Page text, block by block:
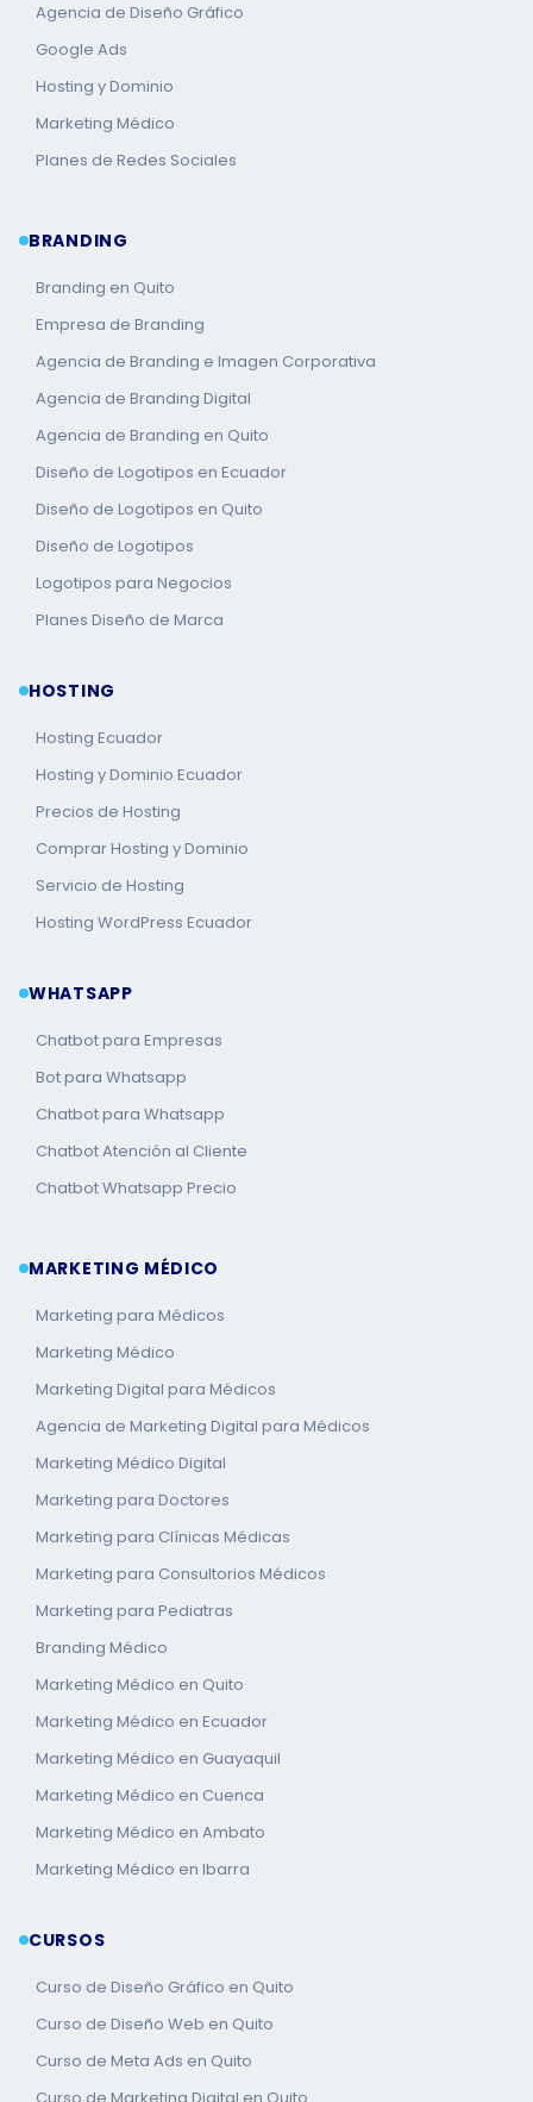
Agencia de Diseño Gráfico
Google Ads
Hosting y Dominio
Marketing Médico
Planes de Redes Sociales
BRANDING
Branding en Quito
Empresa de Branding
Agencia de Branding e Imagen Corporativa
Agencia de Branding Digital
Agencia de Branding en Quito
Diseño de Logotipos en Ecuador
Diseño de Logotipos en Quito
Diseño de Logotipos
Logotipos para Negocios
Planes Diseño de Marca
HOSTING
Hosting Ecuador
Hosting y Dominio Ecuador
Precios de Hosting
Comprar Hosting y Dominio
Servicio de Hosting
Hosting WordPress Ecuador
WHATSAPP
Chatbot para Empresas
Bot para Whatsapp
Chatbot para Whatsapp
Chatbot Atención al Cliente
Chatbot Whatsapp Precio
MARKETING MÉDICO
Marketing para Médicos
Marketing Médico
Marketing Digital para Médicos
Agencia de Marketing Digital para Médicos
Marketing Médico Digital
Marketing para Doctores
Marketing para Clínicas Médicas
Marketing para Consultorios Médicos
Marketing para Pediatras
Branding Médico
Marketing Médico en Quito
Marketing Médico en Ecuador
Marketing Médico en Guayaquil
Marketing Médico en Cuenca
Marketing Médico en Ambato
Marketing Médico en Ibarra
CURSOS
Curso de Diseño Gráfico en Quito
Curso de Diseño Web en Quito
Curso de Meta Ads en Quito